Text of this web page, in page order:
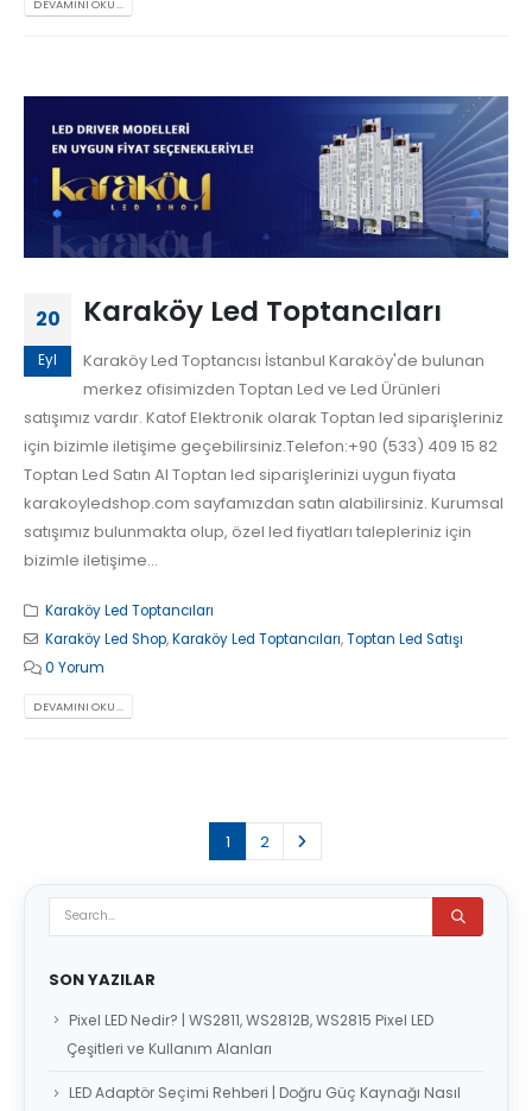
DEVAMINI OKU...
20
Eyl
Karaköy Led Toptancıları
Karaköy Led Toptancısı İstanbul Karaköy'de bulunan
merkez ofisimizden Toptan Led ve Led Ürünleri
satışımız vardır. Katof Elektronik olarak Toptan led siparişleriniz
için bizimle iletişime geçebilirsiniz.Telefon:+90 (533) 409 15 82
Toptan Led Satın Al Toptan led siparişlerinizi uygun fiyata
karakoyledshop.com sayfamızdan satın alabilirsiniz. Kurumsal
satışımız bulunmakta olup, özel led fiyatları talepleriniz için
bizimle iletişime...
Karaköy Led Toptancıları
Karaköy Led Shop,Karaköy Led Toptancıları,Toptan Led Satışı
0 Yorum
DEVAMINI OKU...
1 2
SON YAZILAR
Pixel LED Nedir? | WS2811, WS2812B, WS2815 Pixel LED
Çeşitleri ve Kullanım Alanları
LED Adaptör Seçimi Rehberi | Doğru Güç Kaynağı Nasıl